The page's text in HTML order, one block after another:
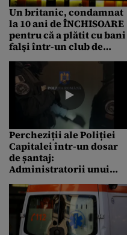
Un britanic, condamnat
la 10 ani de ÎNCHISOARE
pentru că a plătit cu bani
falşi într-un club de
Percheziții ale Poliției
Capitalei într-un dosar
de șantaj:
Administratorii unui
constrânși și intimidați
de agenții de pază să le
prelungească
contractele